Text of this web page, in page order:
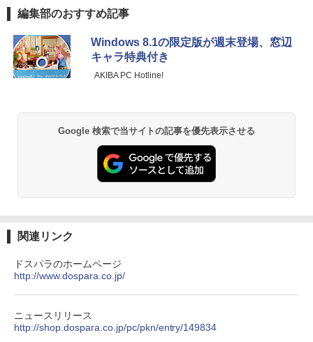
2
11～12世紀のフランドル伯の尚書部 [ 青
【送料無料】これってむし歯になります
料を迷わず説明するために／久保庭雅恵
5品 [ 濱田 祐介 ]
Anker Soundcore P42i (Bluetooth 6.1)【完
全ワイヤレスイヤホン/ウルトラノイズキャン
セリング 3.5 / マルチポイント接続 / 最大40時
間再生 / コンパクト形状/持ち運びに便利 / IP5
5 防塵防水位規格/PSE技術基準適合】パープ
ル
Anker Soundcore P31i ピンク
￥5,990
レスイヤホン bluetooth イヤホン V12 小型
軽量 ブルートゥースHi-Fi 最大36時間再生 ぶ
BRUCE WAYNE feat. Flo Milli, ATL Jacob
[Explicit]
￥250
[Explicit]
￥250
On My Road (Stadium ver.)
by Amazon 天然水 ラベルレス 500ml ×24本
富士山の天然水 バナジウム含有 水 ミネラル
ウォーター ペットボトル 静岡県産 500ミリリ
ットル (Smart Basic)
￥1,380
【Amazon.co.jp限定】 い・ろ・は・す 2L P
ET ラベルレス ×8本
by Amazon 天然水ラベルレス 2L×9本
薬屋のひとりごと 17巻 (デジタル版ビッグガ
ンガンコミックス)
￥770
エース)
￥832
クスDIGITAL)
HUNTER×HUNTER モノクロ版 39 (ジャンプ
編集部のおすすめ記事
Windows 8.1の限定版が週末登場、窓辺
キャラ特典付き
AKIBA PC Hotline!
Google 検索で当サイトの記事を優先表示させる
関連リンク
ドスパラのホームページ
http://www.dospara.co.jp/
ニュースリリース
http://shop.dospara.co.jp/pc/pkn/entry/149834